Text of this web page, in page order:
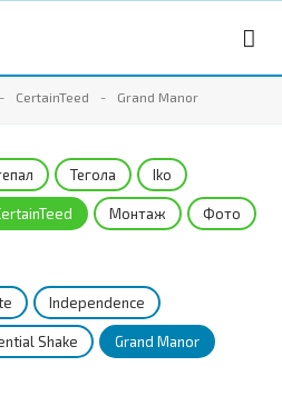
CertainTeed Grand Manor
Тегола Iko
Монтаж Фото
Independence
Shake Grand Manor